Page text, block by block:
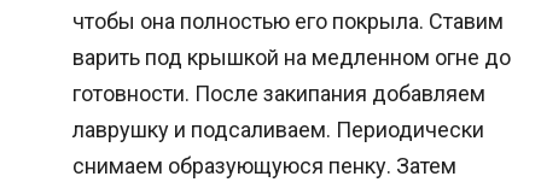
чтобы она полностью его покрыла. Ставим
варить под крышкой на медленном огне до
готовности. После закипания добавляем
лаврушку и подсаливаем. Периодически
снимаем образующуюся пенку. Затем